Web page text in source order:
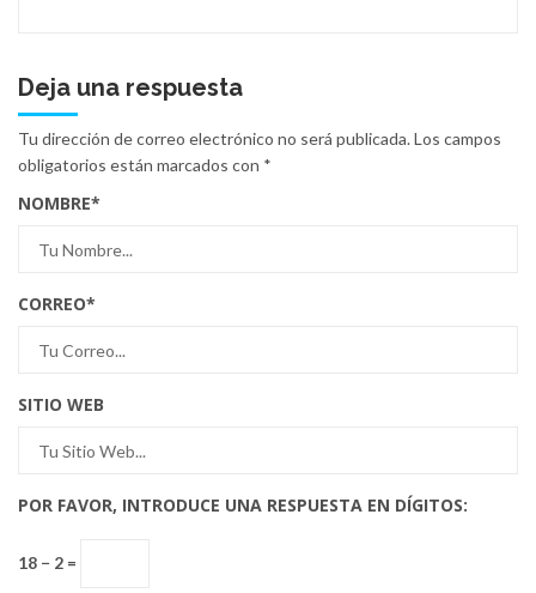
Deja una respuesta
Tu dirección de correo electrónico no será publicada.Los campos
obligatorios están marcados con *
NOMBRE*
CORREO*
SITIO WEB
POR FAVOR, INTRODUCE UNA RESPUESTA EN DÍGITOS:
18 − 2 =